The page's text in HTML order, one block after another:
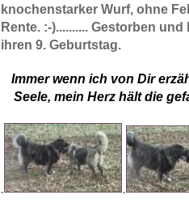
knochenstarker Wurf, ohne
Rente. :-).......... Gestorben
ihren 9. Geburtstag.
Immer wenn ich von Dir
Seele, mein Herz hält die
. .